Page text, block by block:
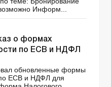
Информ...
о формах
по ЕСВ и НДФЛ
обновленные формы
ЕСВ и НДФЛ для